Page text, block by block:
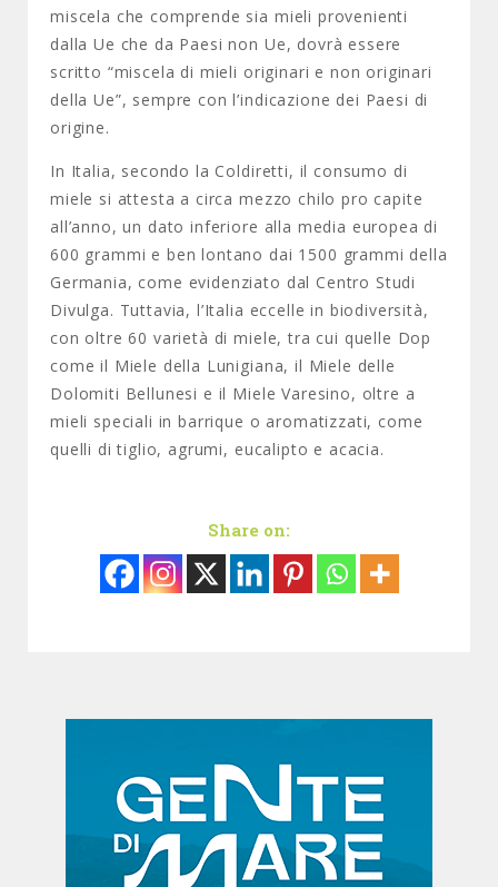
miscela che comprende sia mieli provenienti
dalla Ue che da Paesi non Ue, dovrà essere
scritto “miscela di mieli originari e non originari
della Ue”, sempre con l’indicazione dei Paesi di
origine.
In Italia, secondo la Coldiretti, il consumo di
miele si attesta a circa mezzo chilo pro capite
all’anno, un dato inferiore alla media europea di
600 grammi e ben lontano dai 1500 grammi della
Germania, come evidenziato dal Centro Studi
Divulga. Tuttavia, l’Italia eccelle in biodiversità,
con oltre 60 varietà di miele, tra cui quelle Dop
come il Miele della Lunigiana, il Miele delle
Dolomiti Bellunesi e il Miele Varesino, oltre a
mieli speciali in barrique o aromatizzati, come
quelli di tiglio, agrumi, eucalipto e acacia.
Share on: